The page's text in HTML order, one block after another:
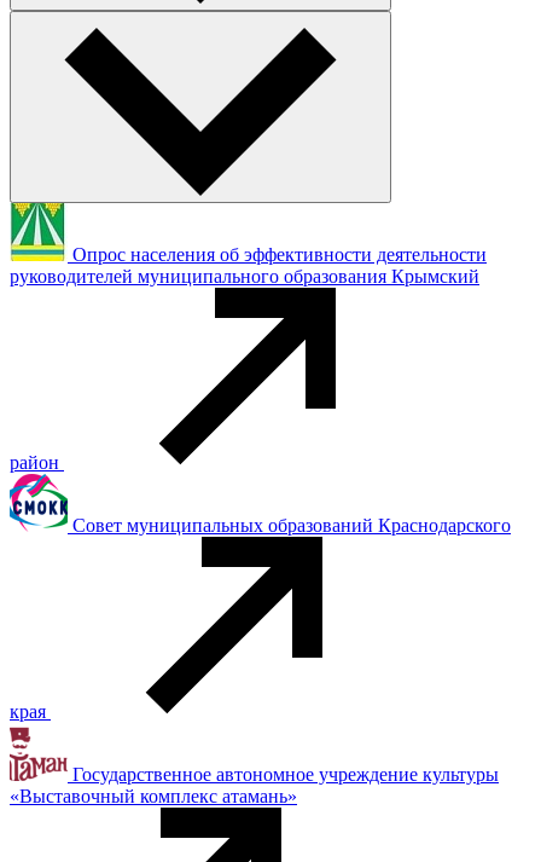
Опрос населения об эффективности деятельности
руководителей муниципального образования Крымский
район
Совет муниципальных образований Краснодарского
края
Государственное автономное учреждение культуры
«Выставочный комплекс атамань»